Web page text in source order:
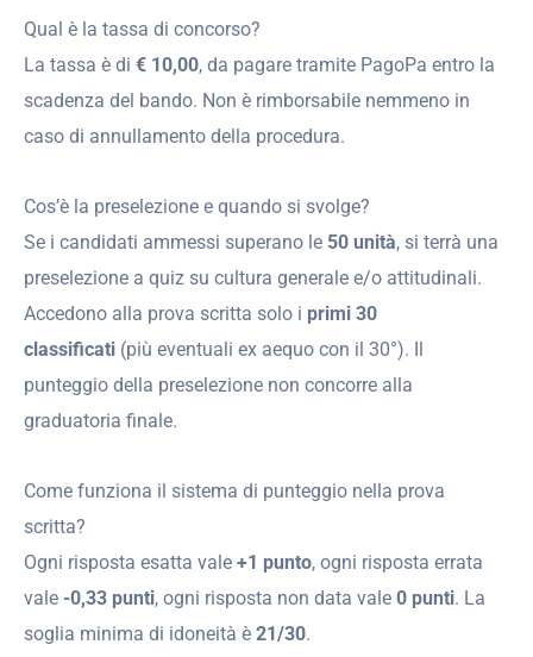
Qual è la tassa di concorso?
La tassa è di € 10,00, da pagare tramite PagoPa entro la
scadenza del bando. Non è rimborsabile nemmeno in
caso di annullamento della procedura.
Cos’è la preselezione e quando si svolge?
Se i candidati ammessi superano le 50 unità, si terrà una
preselezione a quiz su cultura generale e/o attitudinali.
Accedono alla prova scritta solo i primi 30
classificati (più eventuali ex aequo con il 30°). Il
punteggio della preselezione non concorre alla
graduatoria finale.
Come funziona il sistema di punteggio nella prova
scritta?
Ogni risposta esatta vale +1 punto, ogni risposta errata
vale -0,33 punti, ogni risposta non data vale 0 punti. La
soglia minima di idoneità è 21/30.